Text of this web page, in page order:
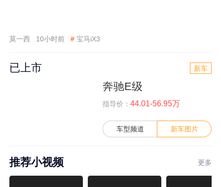
莫一西 10小时前 # 宝马iX3
已上市 新车
奔驰E级
指导价： 44.01-56.95万
车型频道 新车图片
推荐小视频 更多